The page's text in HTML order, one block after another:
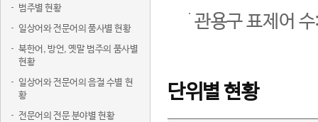
범주별 현황
일상어와 전문어의 품사별 현황
북한어, 방언, 옛말 범주의 품사별
현황
일상어와 전문어의 음절 수별 현
황
전문어의 전문 분야별 현황
관용구 표제어
단위별 현황